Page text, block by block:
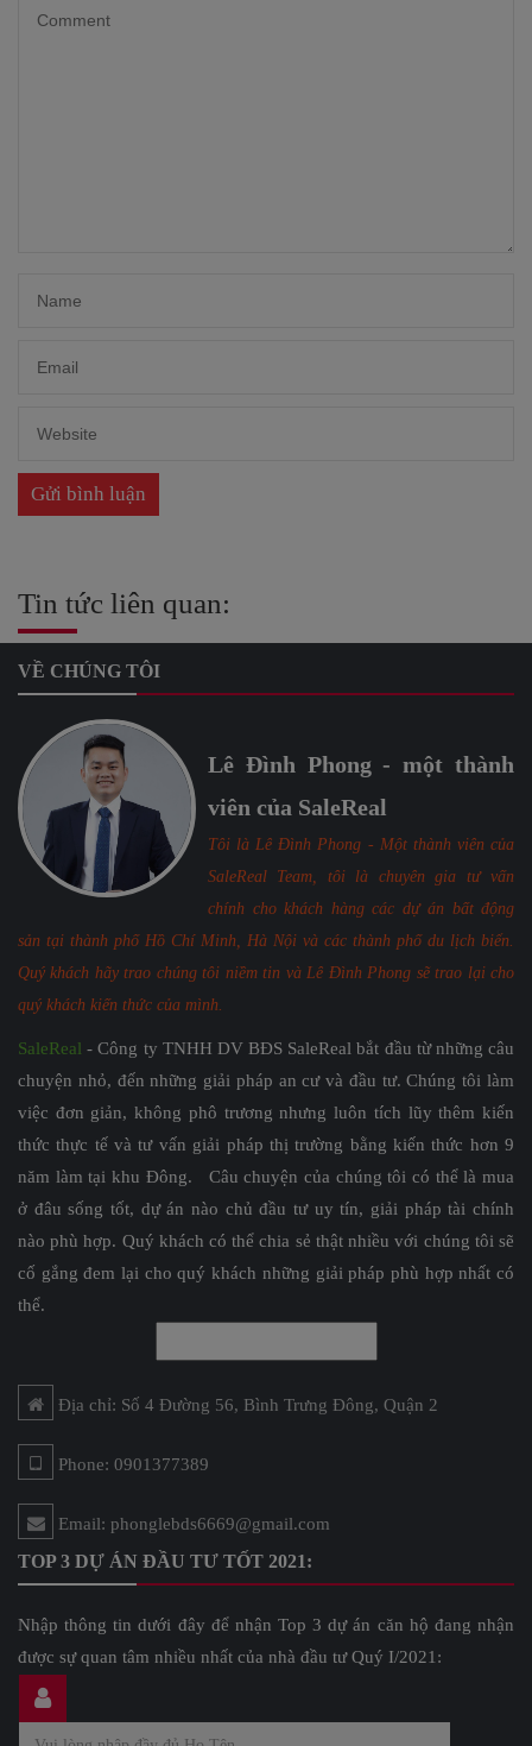
Tin tức liên quan:
VỀ CHÚNG TÔI
Lê Đình Phong - một thành
viên của SaleReal
Tôi là Lê Đình Phong - Một thành viên của
SaleReal Team, tôi là chuyên gia tư vấn
chính cho khách hàng các dự án bất động
sản tại thành phố Hồ Chí Minh, Hà Nội và các thành phố du lịch biển.
Quý khách hãy trao chúng tôi niềm tin và Lê Đình Phong sẽ trao lại cho
quý khách kiến thức của mình.
SaleReal - Công ty TNHH DV BĐS SaleReal bắt đầu từ những câu
chuyện nhỏ, đến những giải pháp an cư và đầu tư. Chúng tôi làm
việc đơn giản, không phô trương nhưng luôn tích lũy thêm kiến
thức thực tế và tư vấn giải pháp thị trường bằng kiến thức hơn 9
năm làm tại khu Đông. Câu chuyện của chúng tôi có thể là mua
ở đâu sống tốt, dự án nào chủ đầu tư uy tín, giải pháp tài chính
nào phù hợp. Quý khách có thể chia sẻ thật nhiều với chúng tôi sẽ
cố gắng đem lại cho quý khách những giải pháp phù hợp nhất có
thể.
Địa chỉ: Số 4 Đường 56, Bình Trưng Đông, Quận 2
Phone: 0901377389
Email: phonglebds6669@gmail.com
TOP 3 DỰ ÁN ĐẦU TƯ TỐT 2021:
Nhập thông tin dưới đây để nhận Top 3 dự án căn hộ đang nhận
được sự quan tâm nhiều nhất của nhà đầu tư Quý I/2021: